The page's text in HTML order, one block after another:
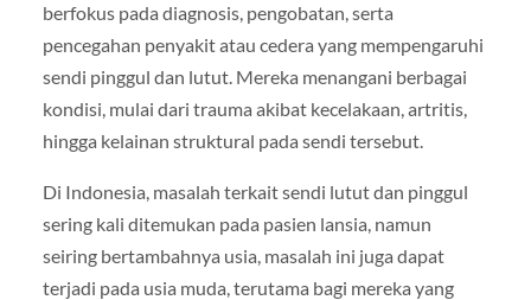
berfokus pada diagnosis, pengobatan, serta
pencegahan penyakit atau cedera yang mempengaruhi
sendi pinggul dan lutut. Mereka menangani berbagai
kondisi, mulai dari trauma akibat kecelakaan, artritis,
hingga kelainan struktural pada sendi tersebut.
Di Indonesia, masalah terkait sendi lutut dan pinggul
sering kali ditemukan pada pasien lansia, namun
seiring bertambahnya usia, masalah ini juga dapat
terjadi pada usia muda, terutama bagi mereka yang